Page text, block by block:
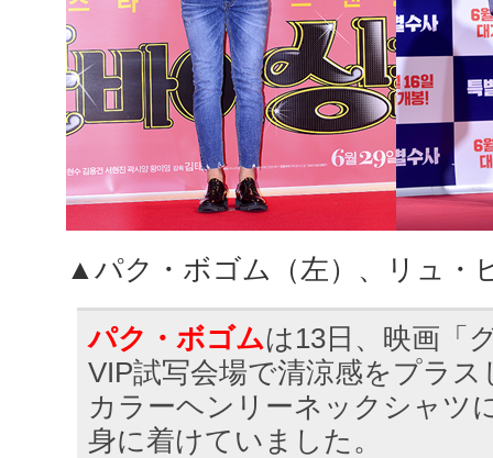
▲パク・ボゴム（左）、リュ・
パク・ボゴムは13日、映画「
VIP試写会場で清涼感をプラ
カラーヘンリーネックシャツ
身に着けていました。